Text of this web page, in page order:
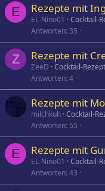
E Rezepte mit
EL-Nino01
Cocktail-
Antworten 35
Z Rezepte mit
ZeeD Cocktail-
Antworten 4
Rezepte mit
milchkuh Cocktail-
Antworten 55
E Rezepte mit
EL-Nino01
Cocktail-
Antworten 43